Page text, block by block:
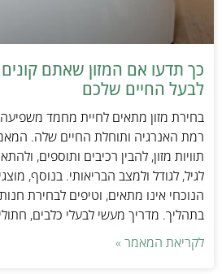
כך תדעו אם המזון שאתם
לבעל החיים שלכם
בחירת מזון מתאים לחיית מחמד משפיעה
רמת האנרגיה ותוחלת החיים שלה.
תוויות מזון, להבין רכיבים ותוספים,
לגיל, לגודל ולמצב הבריאותי. בנוסף,
הנוכחי אינו מתאים, וטיפים לבחירת
בתהליך. מדריך מעשי לבעלי כלבים,
לקריאת המאמר »